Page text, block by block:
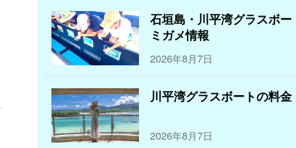
石垣島・川平湾グラスボ
ミガメ情報
2026年8月7日
川平湾グラスボートの料
2026年8月7日